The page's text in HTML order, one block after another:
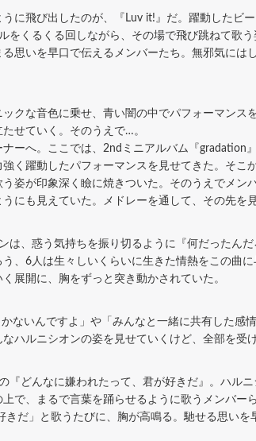
に飛び出したのが、『Luv it!』だ。躍動したビ
をくるくる回しながら、その場で飛び跳ねて歌
思いを早口で伝えるメンバーたち。無邪気に
クな音色に乗せ、青い闇の中でパフォーマンス
せていく。そのうえで…。
ーへ。ここでは、2ndミニアルバム『gradation
く躍動したパフォーマンスを見せてきた。そ
姿が印象深く瞼に焼きついた。そのうえでメ
にも見えていた。メドレーを通して、その先
は、惑う気持ちを振り切るように『何だったん
、6人は生々しいくらいに生きた情熱をこの曲
展開に、胸をずっと突き動かされていた。
ないんですよ」や「みんなと一緒に共有した
ハルニシオンの姿を見せていくけど、全部を受
『どんなに嫌われたって、君が好きだ』。ハル
で、まるで言葉を踊らせるように歌うメンバ
きだ」と歌うたびに、胸が高鳴る。馳せる思い